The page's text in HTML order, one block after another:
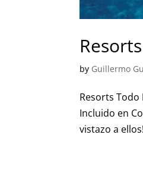
by Guillermo
Resorts
Incluido en
vistazo a